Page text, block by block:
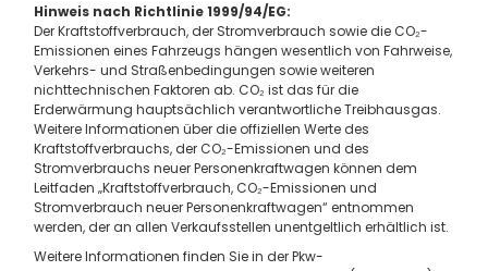
Hinweis nach Richtlinie 1999/94/EG:
Der Kraftstoffverbrauch, der Stromverbrauch sowie die CO₂-
Emissionen eines Fahrzeugs hängen wesentlich von Fahrweise,
Verkehrs- und Straßenbedingungen sowie weiteren
nichttechnischen Faktoren ab. CO₂ ist das für die
Erderwärmung hauptsächlich verantwortliche Treibhausgas.
Weitere Informationen über die offiziellen Werte des
Kraftstoffverbrauchs, der CO₂-Emissionen und des
Stromverbrauchs neuer Personenkraftwagen können dem
Leitfaden „Kraftstoffverbrauch, CO₂-Emissionen und
Stromverbrauch neuer Personenkraftwagen“ entnommen
werden, der an allen Verkaufsstellen unentgeltlich erhältlich ist.
Weitere Informationen finden Sie in der Pkw-